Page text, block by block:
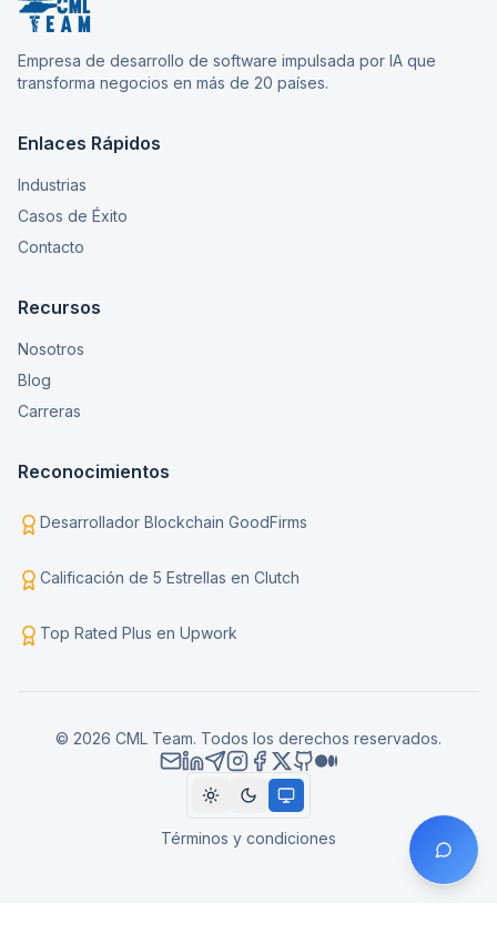
Empresa de desarrollo de software impulsada por IA que
transforma negocios en más de 20 países.
Enlaces Rápidos
Industrias
Casos de Éxito
Contacto
Recursos
Nosotros
Blog
Carreras
Reconocimientos
Desarrollador Blockchain GoodFirms
Calificación de 5 Estrellas en Clutch
Top Rated Plus en Upwork
© 2026 CML Team. Todos los derechos reservados.
Términos y condiciones